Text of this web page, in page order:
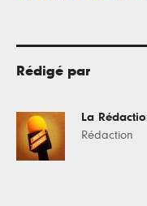
Rédigé par
La
Rédaction